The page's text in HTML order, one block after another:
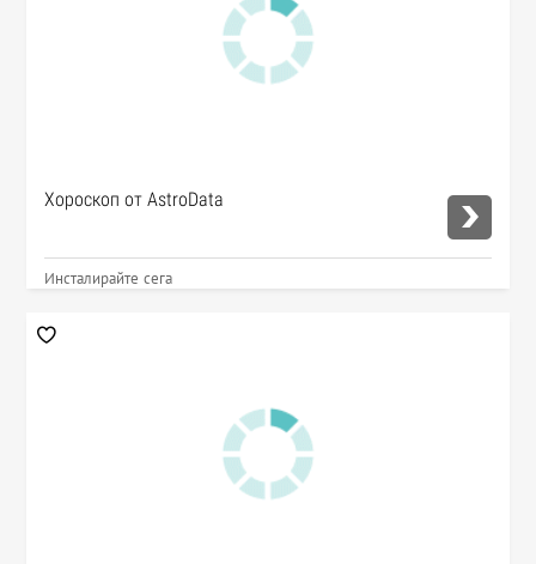
Хороскоп от AstroData
Инсталирайте сега